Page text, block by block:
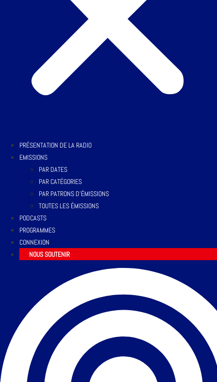
PRÉSENTATION DE LA RADIO
EMISSIONS
PAR DATES
PAR CATÉGORIES
PAR PATRONS D’ÉMISSIONS
TOUTES LES ÉMISSIONS
PODCASTS
PROGRAMMES
CONNEXION
NOUS SOUTENIR